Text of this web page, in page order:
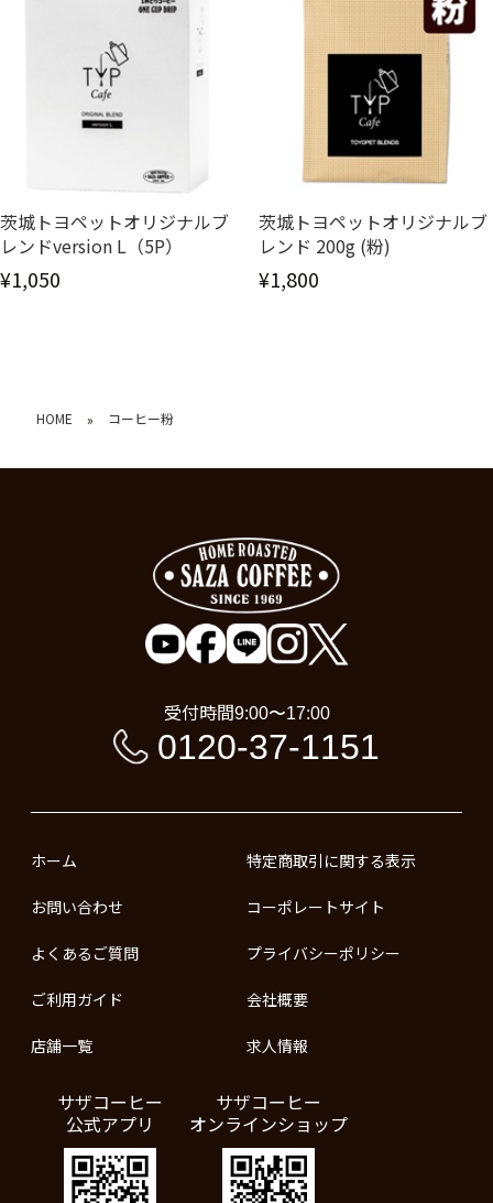
茨城トヨペットオリジナルブ
レンドversion L（5P）
¥1,050
茨城トヨペットオリジナルブ
レンド 200g (粉)
¥1,800
HOME » コーヒー粉
受付時間9:00〜17:00
0120-37-1151
ホーム
お問い合わせ
よくあるご質問
ご利用ガイド
店舗一覧
特定商取引に関する表示
コーポレートサイト
プライバシーポリシー
会社概要
求人情報
サザコーヒー
公式アプリ
サザコーヒー
オンラインショップ